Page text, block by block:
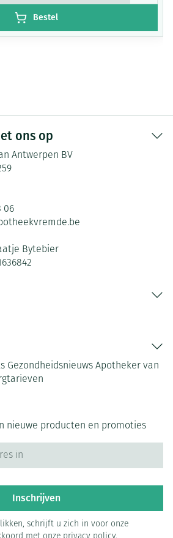
Bestel
ons op
Antwerpen BV
06
Bytebier
Gezondheidsnieuws Apotheker van
nieuwe producten en promoties
Inschrijven
schrijft u zich in voor onze